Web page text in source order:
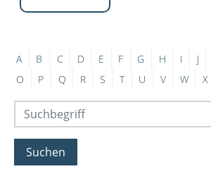
A B C D E F G H I J
O
P Q R S T U V W X
Suchen